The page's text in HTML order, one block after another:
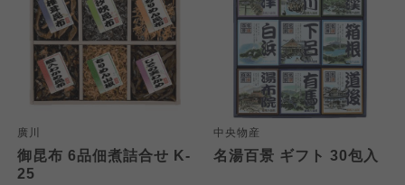
廣川
御昆布 6品佃煮詰合せ K-
25
中央物産
名湯百景 ギフト 30包入